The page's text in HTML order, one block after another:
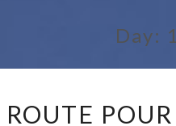
Day:
ROUTE
ROUTE